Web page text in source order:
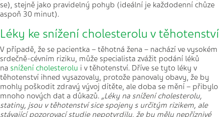
se), stejně jako pravidelný pohyb (ideální je každodenní chůze
aspoň 30 minut).
Léky ke snížení cholesterolu v těhotenství
V případě, že se pacientka – těhotná žena – nachází ve vysokém
srdečně-cévním riziku, může specialista zvážit podání léků
na snížení cholesterolu i v těhotenství. Dříve se tyto léky v
těhotenství ihned vysazovaly, protože panovaly obavy, že by
mohly poškodit zdravý vývoj dítěte, ale doba se mění – přibylo
mnoho nových dat a důkazů. „Léky na snížení cholesterolu,
statiny, jsou v těhotenství sice spojeny s určitým rizikem, ale
stávající pozorovací studie nepotvrdily, že by měly nepříznivé